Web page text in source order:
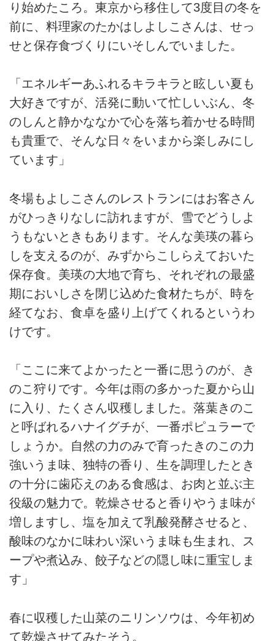
り始めたころ。東京から移住して3度目の冬を
前に、料理家のたかはしよしこさんは、せっ
せと保存食づくりにいそしんでいました。
「エネルギーあふれるキラキラと眩しい夏も
大好きですが、活発に動いて忙しいぶん、冬
のしんと静かななかで心を落ち着かせる時間
も貴重で、そんな日々をいまから楽しみにし
ています」
冬場もよしこさんのレストランにはお客さん
がひっきりなしに訪れますが、雪でどうしよ
うもないときもあります。そんな美瑛の暮ら
しを支えるのが、みずからこしらえておいた
保存食。美瑛の大地で育ち、それぞれの最盛
期においしさを閉じ込めた食材たちが、時を
経てなお、食卓を盛り上げてくれるというわ
けです。
「ここに来てよかったと一番に思うのが、き
のこ狩りです。今年は雨の多かった夏から山
に入り、たくさん収穫しました。落葉きのこ
と呼ばれるハナイグチが、一番ポピュラーで
しょうか。自然の力のみで育ったきのこの力
強いうま味、独特の香り、生を調理したとき
の十分に歯応えのある食感は、お肉と並ぶ主
役級の魅力で。乾燥させると香りやうま味が
増しますし、塩を加えて乳酸発酵させると、
酸味のなかに味わい深いうま味も生まれ、ス
ープや煮込み、餃子などの隠し味に重宝しま
す」
春に収穫した山菜のニリンソウは、今年初め
て乾燥させてみたそう。